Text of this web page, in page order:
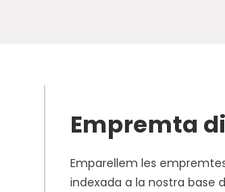
Empremta
Emparellem les
indexada a la nostra base